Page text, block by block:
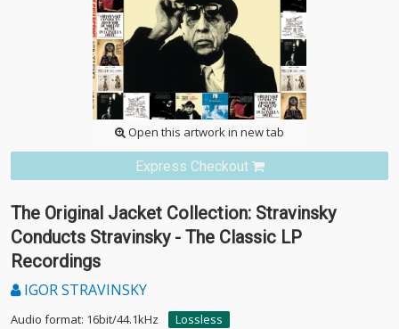
Open this artwork in new tab
Express Checkout
The Original Jacket Collection: Stravinsky
Conducts Stravinsky - The Classic LP
Recordings
IGOR STRAVINSKY
Audio format: 16bit/44.1kHz
Lossless